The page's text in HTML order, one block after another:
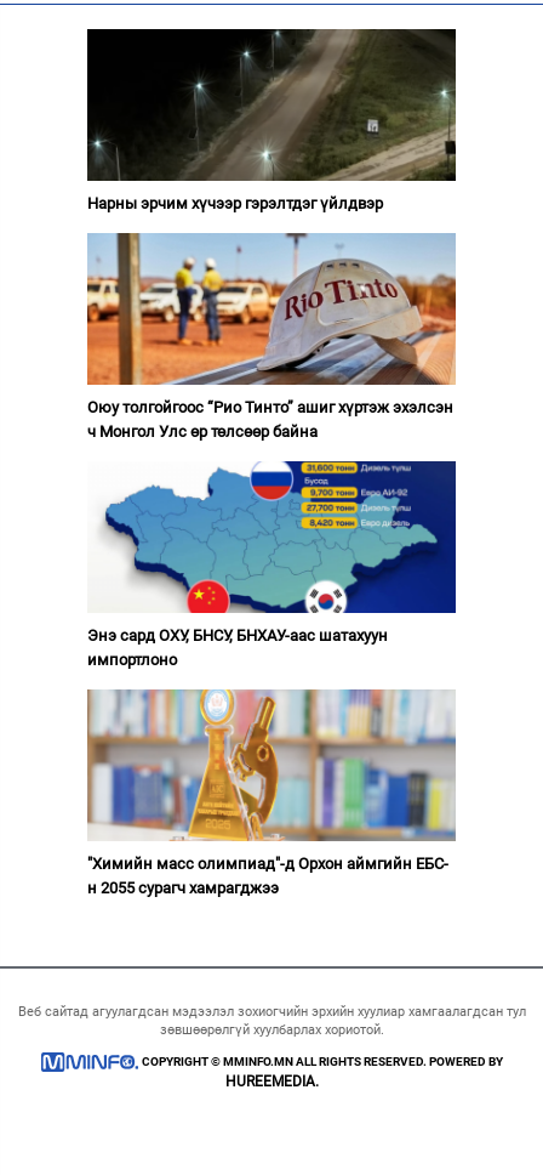
Нарны эрчим хүчээр гэрэлтдэг үйлдвэр
Оюу толгойгоос “Рио Тинто” ашиг хүртэж эхэлсэн
ч Монгол Улс өр төлсөөр байна
Энэ сард ОХУ, БНСУ, БНХАУ-аас шатахуун
импортлоно
"Химийн масс олимпиад"-д Орхон аймгийн ЕБС-
н 2055 сурагч хамрагджээ
Веб сайтад агуулагдсан мэдээлэл зохиогчийн эрхийн хуулиар хамгаалагдсан тул
зөвшөөрөлгүй хуулбарлах хориотой.
COPYRIGHT © MMINFO.MN ALL RIGHTS RESERVED. POWERED BY
HUREEMEDIA.